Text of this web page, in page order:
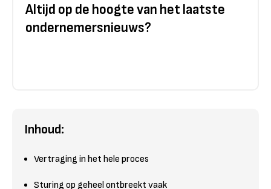
Altijd op de hoogte van het laatste
ondernemersnieuws?
Inhoud:
Vertraging in het hele proces
Sturing op geheel ontbreekt vaak